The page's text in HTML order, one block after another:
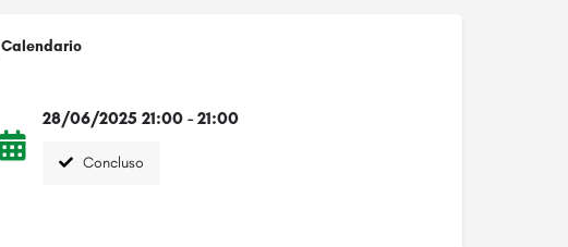
Calendario
28/06/2025 21:00 - 21:00
Concluso